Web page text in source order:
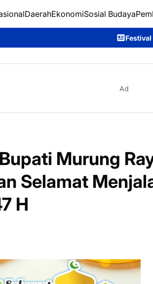
DaerahEkonomiSosial Budaya
Festival Budaya Tira Tangka
Ad
Murung
Selamat
H